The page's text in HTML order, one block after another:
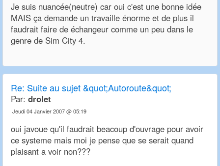
Je suis nuancée(neutre) car oui c'est une bonne idée
MAIS ça demande un travaille énorme et de plus il
faudrait faire de échangeur comme un peu dans le
genre de Sim City 4.
Re: Suite au sujet &quot;Autoroute&quot;
Par: drolet
Jeudi 04 Janvier 2007 @ 05:19
oui javoue qu'il faudrait beacoup d'ouvrage pour avoir
ce systeme mais moi je pense que se serait quand
plaisant a voir non???